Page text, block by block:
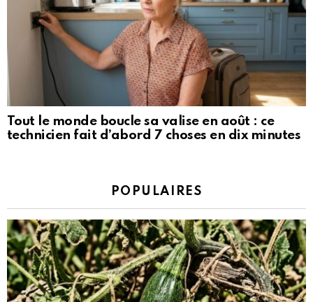
Tout le monde boucle sa valise en août : ce
technicien fait d’abord 7 choses en dix minutes
POPULAIRES